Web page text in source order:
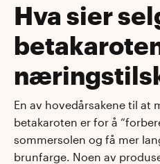
Hva sier
En av hovedårsakene til at
betakaroten er for å
sommersolen og få mer
brunfarge. Noen av